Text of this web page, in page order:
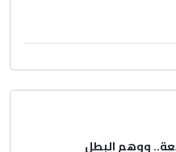
ووهم البطل